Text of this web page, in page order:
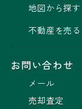
地図から探す
不動産を売る
お問い合わせ
メール
売却査定